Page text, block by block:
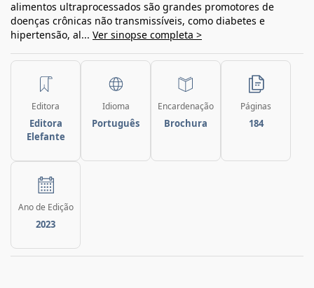
alimentos ultraprocessados são grandes promotores de
doenças crônicas não transmissíveis, como diabetes e
hipertensão, al... Ver sinopse completa >
Editora
Editora
Elefante
Idioma
Português
Encardenação
Brochura
Páginas
184
Ano de Edição
2023